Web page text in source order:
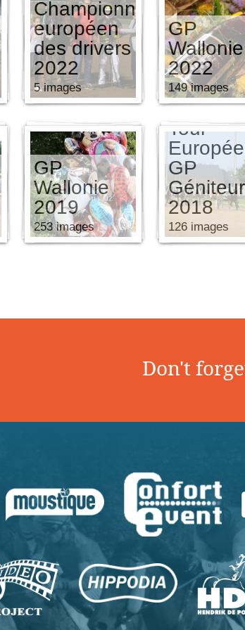
Championnat
européen
des drivers
2022
5 images
GP
Wallonie
2022
149 images
GP
Wallonie
2019
253 images
Finales
Tour
GP
2018
126 images
Don't